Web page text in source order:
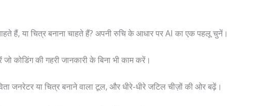
हैं, या चित्र बनाना चाहते हैं? अपनी रुचि के आधार पर AI का एक पहलू चुनें।
कोडिंग की गहरी जानकारी के बिना भी काम करें।
जनरेटर या चित्र बनाने वाला टूल, और धीरे-धीरे जटिल चीज़ों की ओर बढ़ें।